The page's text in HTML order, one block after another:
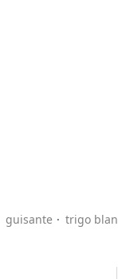
guisante
trigo